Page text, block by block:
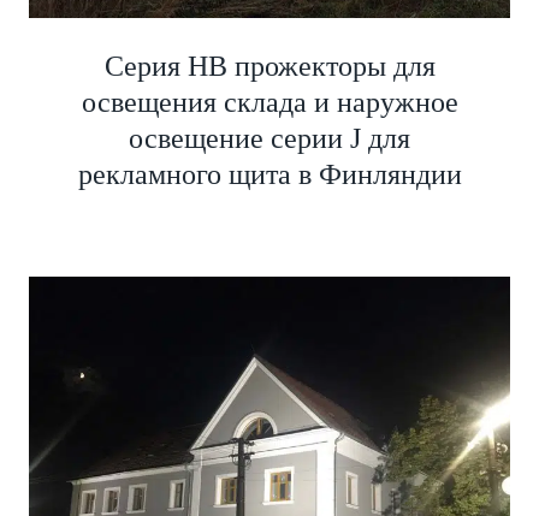
Серия HB прожекторы для
освещения склада и наружное
освещение серии J для
рекламного щита в Финляндии